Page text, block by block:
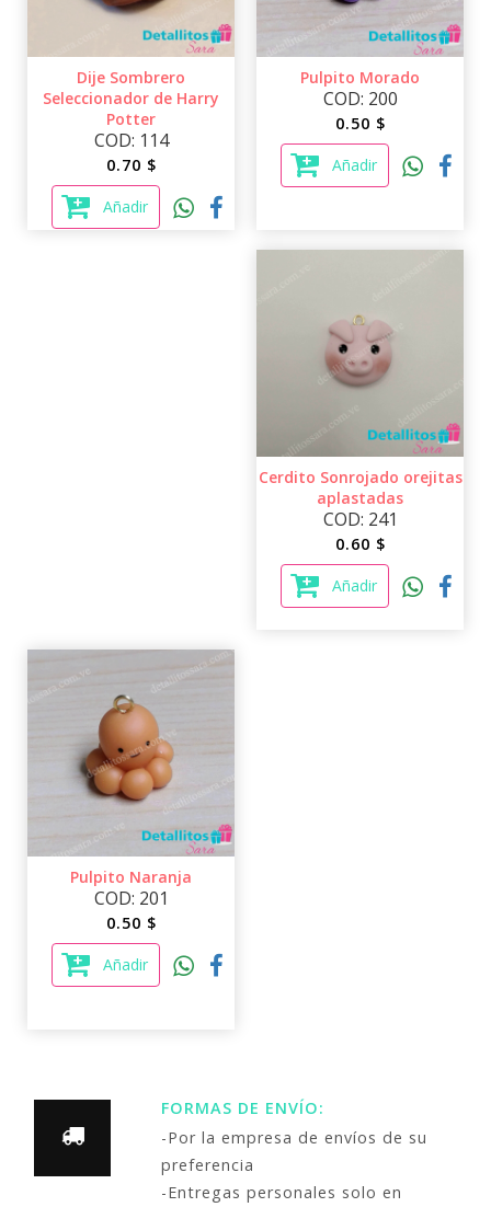
Dije Sombrero
Seleccionador de Harry
Potter
COD: 114
0.70 $
Añadir
Pulpito Morado
COD: 200
0.50 $
Añadir
Cerdito Sonrojado orejitas
aplastadas
COD: 241
0.60 $
Añadir
Pulpito Naranja
COD: 201
0.50 $
Añadir
FORMAS DE ENVÍO:
-Por la empresa de envíos de su
preferencia
-Entregas personales solo en